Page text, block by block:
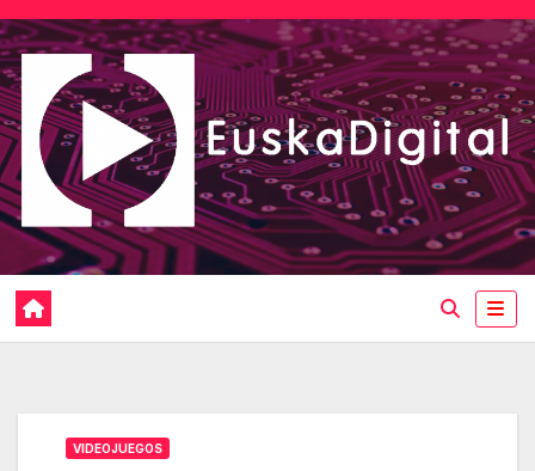
Saltar
al
contenido
VIDEOJUEGOS